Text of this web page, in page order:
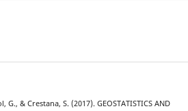
& Crestana, S. (2017). GEOSTATISTICS AND